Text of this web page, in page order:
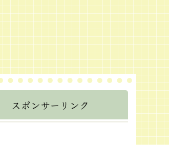
スポンサーリンク